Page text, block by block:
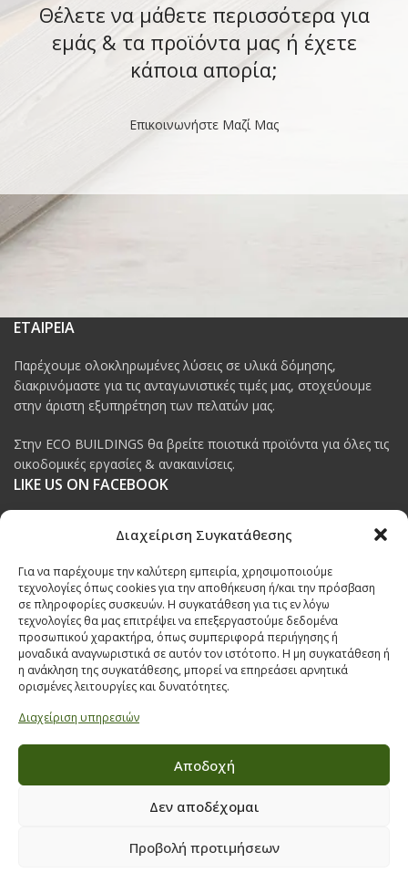
Διαχείριση Συγκατάθεσης
Για να παρέχουμε την καλύτερη εμπειρία, χρησιμοποιούμε
τεχνολογίες όπως cookies για την αποθήκευση ή/και την πρόσβαση
σε πληροφορίες συσκευών. Η συγκατάθεση για τις εν λόγω
τεχνολογίες θα μας επιτρέψει να επεξεργαστούμε δεδομένα
προσωπικού χαρακτήρα, όπως συμπεριφορά περιήγησης ή
μοναδικά αναγνωριστικά σε αυτόν τον ιστότοπο. Η μη συγκατάθεση ή
η ανάκληση της συγκατάθεσης, μπορεί να επηρεάσει αρνητικά
ορισμένες λειτουργίες και δυνατότητες.
Διαχείριση υπηρεσιών
Αποδοχή
Δεν αποδέχομαι
Προβολή προτιμήσεων
Θέλετε να μάθετε περισσότερα για
εμάς & τα προϊόντα μας ή έχετε
κάποια απορία;
Επικοινωνήστε Μαζί Μας
ΕΤΑΙΡΕΙΑ
Παρέχουμε ολοκληρωμένες λύσεις σε υλικά δόμησης,
διακρινόμαστε για τις ανταγωνιστικές τιμές μας, στοχεύουμε
στην άριστη εξυπηρέτηση των πελατών μας.
Στην ECO BUILDINGS θα βρείτε ποιοτικά προϊόντα για όλες τις
οικοδομικές εργασίες & ανακαινίσεις.
LIKE US ON FACEBOOK
ΠΟΛΙΤΙΚΗ ΠΡΟΣΤΑΣΙΑΣ ΔΕΔΟΜΕΝΩΝ
Πολιτική Προστασίας Δεδομένων
Δήλωση Υπευθύνου Προστασίας Προσωπικών Δεδομένων
Ανάλυση Cookies
Όροι & προϋποθέσεις διαγωνισμού
ΣΤΟΙΧΕΙΑ ΕΠΙΚΟΙΝΩΝΙΑΣ
Παπαναστασίου 209,